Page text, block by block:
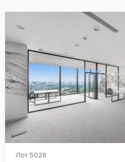
Лот 5028